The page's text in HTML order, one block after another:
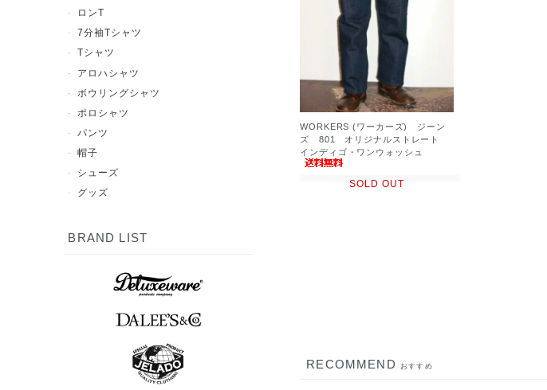
WORKERS (ワーカーズ) ジーン
ズ 801 オリジナルストレート
インディゴ・ワンウォッシュ
SOLD OUT
RECOMMEND おすすめ
ロンT
7分袖Tシャツ
Tシャツ
アロハシャツ
ボウリングシャツ
ポロシャツ
パンツ
帽子
シューズ
グッズ
BRAND LIST
アウター
ベスト
Tシャツ
7分袖Tシャツ
ロンT
半袖シャツ
長袖シャツ
ポロシャツ
スウェット
ニット
パンツ
帽子
シューズ
グッズ